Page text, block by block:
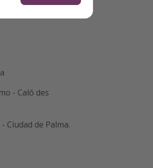
- Caló des
Ciudad de Palma.